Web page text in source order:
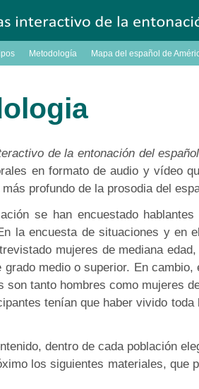
Metodología Mapa del español de
de la entonación del español
en formato de audio y vídeo
profundo de la prosodia del
se han encuestado
la encuesta de situaciones y en
mujeres de mediana
grado medio o superior. En
son tanto hombres como mujeres
tenían que haber vivido
dentro de cada población
los siguientes materiales, que